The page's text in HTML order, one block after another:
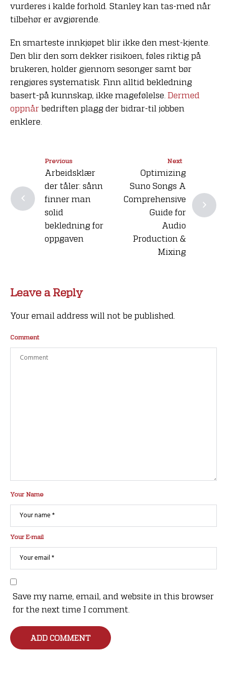
vurderes i kalde forhold. Stanley kan tas-med når
tilbehør er avgjørende.
En smarteste innkjøpet blir ikke den mest-kjente.
Den blir den som dekker risikoen, føles riktig på
brukeren, holder gjennom sesonger samt bør
rengjøres systematisk. Finn alltid bekledning
basert-på kunnskap, ikke magefølelse. Dermed
oppnår bedriften plagg der bidrar-til jobben
enklere.
Previous
Arbeidsklær
der tåler: sånn
finner man
solid
bekledning for
oppgaven
Next
Optimizing
Suno Songs A
Comprehensive
Guide for
Audio
Production &
Mixing
Leave a Reply
Your email address will not be published.
Comment
Your Name
Your E-mail
Save my name, email, and website in this browser
for the next time I comment.